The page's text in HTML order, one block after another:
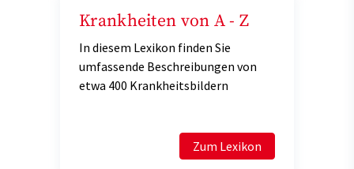
Krankheiten von A - Z
In diesem Lexikon finden Sie
umfassende Beschreibungen von
etwa 400 Krankheitsbildern
Zum Lexikon